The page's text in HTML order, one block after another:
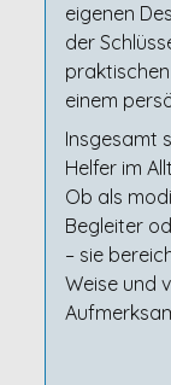
eigenen
der
einem
Insgesamt
Helfer im
Ob als
Begleiter
– sie
Weise und